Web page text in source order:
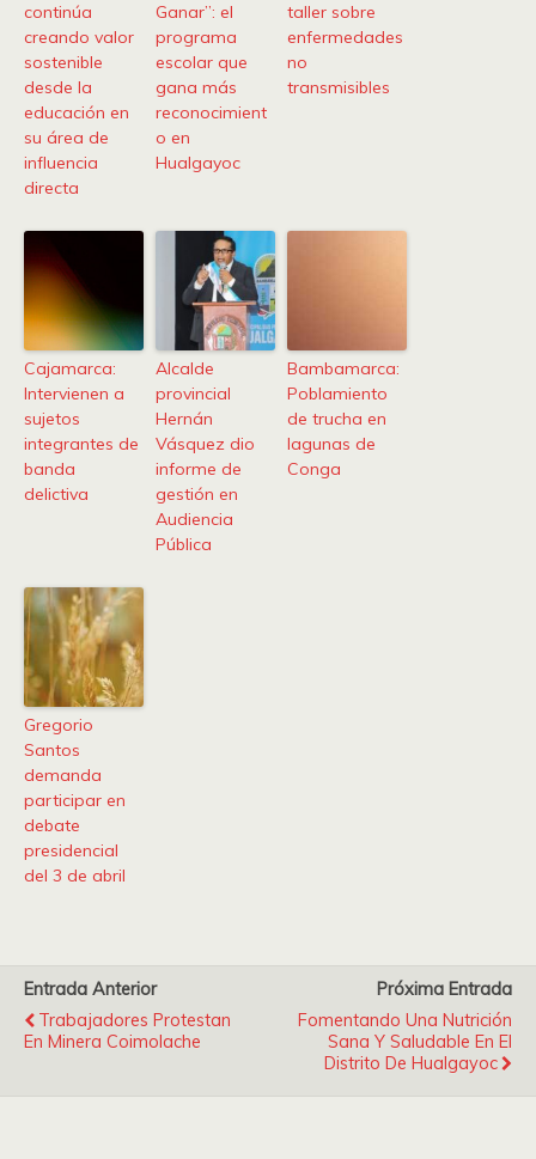
continúa
creando valor
sostenible
desde la
educación en
su área de
influencia
directa
Ganar”: el
programa
escolar que
gana más
reconocimient
o en
Hualgayoc
taller sobre
enfermedades
no
transmisibles
Cajamarca:
Intervienen a
sujetos
integrantes de
banda
delictiva
Alcalde
provincial
Hernán
Vásquez dio
informe de
gestión en
Audiencia
Pública
Bambamarca:
Poblamiento
de trucha en
lagunas de
Conga
Gregorio
Santos
demanda
participar en
debate
presidencial
del 3 de abril
Entrada Anterior
Trabajadores Protestan
En Minera Coimolache
Próxima Entrada
Fomentando Una Nutrición
Sana Y Saludable En El
Distrito De Hualgayoc